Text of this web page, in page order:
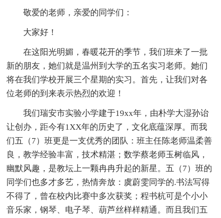
敬爱的老师，亲爱的同学们：
大家好！
在这阳光明媚，春暖花开的季节，我们班来了一批
新的朋友，她们就是温州到大学的五名实习老师。她们
将在我们学校开展三个星期的实习。首先，让我们对各
位老师的到来表示热烈的欢迎！
我们瑞安市实验小学建于19xx年，由朴学大湿孙诒
让创办，距今有1XX年的历史了，文化底蕴深厚。而我
们五（7）班更是一支优秀的团队：班主任陈老师温柔善
良，教学经验丰富，技术精湛；数学蔡老师玉树临风，
幽默风趣，是教坛上一颗冉冉升起的新星。五（7）班的
同学们也多才多艺，热情奔放：虞蔚雯同学的.书法写得
不得了，曾在校内比赛中多次获奖；程书杭可是个小小
音乐家，钢琴、电子琴、葫芦丝样样精通。而且我们五